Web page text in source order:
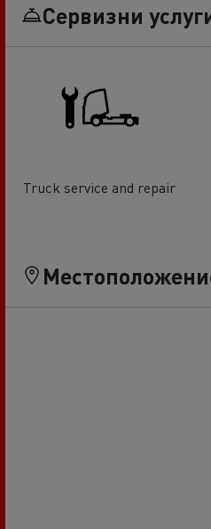
Сервизни
Truck service and repair